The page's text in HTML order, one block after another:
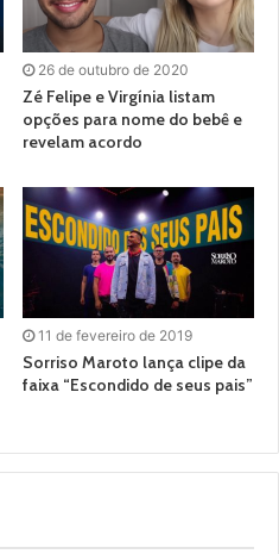
26 de outubro de 2020
Zé Felipe e Virgínia listam
opções para nome do bebê e
revelam acordo
11 de fevereiro de 2019
Sorriso Maroto lança clipe da
faixa “Escondido de seus pais”